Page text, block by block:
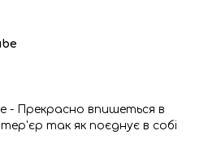
- Прекрасно впишеться в
так як поєднує в собі